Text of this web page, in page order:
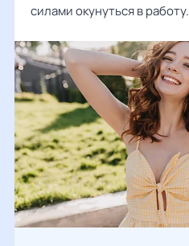
силами окунуться в работу.